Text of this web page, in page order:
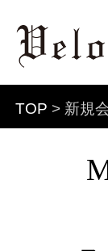
TOP > 新規